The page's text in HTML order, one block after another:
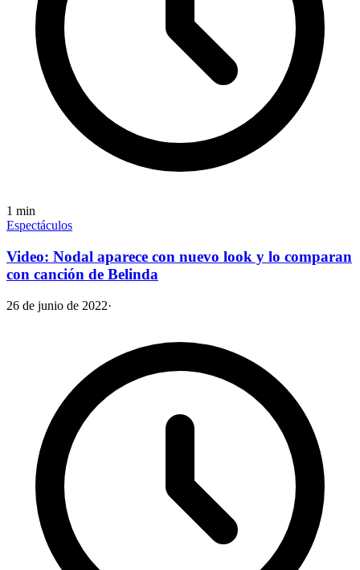
1 min
Espectáculos
Video: Nodal aparece con nuevo look y lo comparan
con canción de Belinda
26 de junio de 2022·